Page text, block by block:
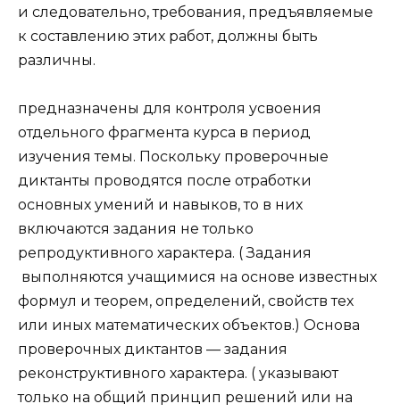
и следовательно, требования, предъявляемые
к составлению этих работ, должны быть
различны.
предназначены для контроля усвоения
отдельного фрагмента курса в период
изучения темы. Поскольку проверочные
диктанты проводятся после отработки
основных умений и навыков, то в них
включаются задания не только
репродуктивного характера. ( Задания
выполняются учащимися на основе известных
формул и теорем, определений, свойств тех
или иных математических объектов.) Основа
проверочных диктантов — задания
реконструктивного характера. ( указывают
только на общий принцип решений или на